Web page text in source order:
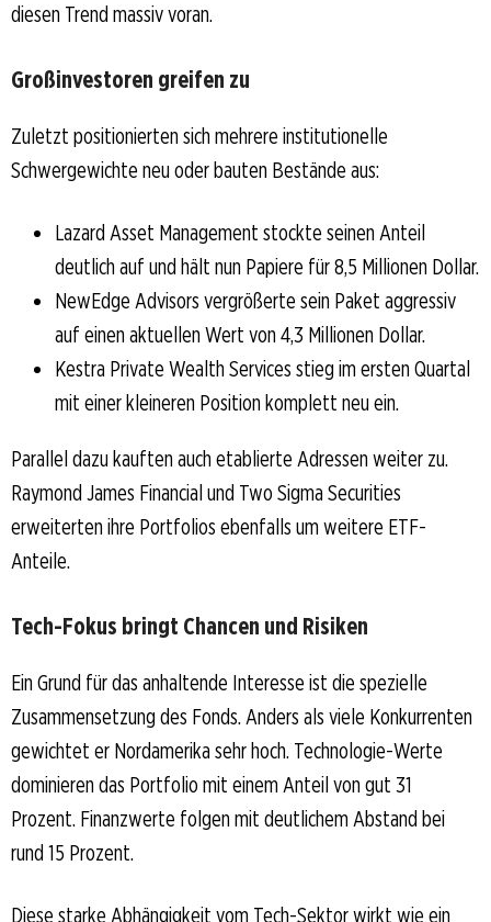
diesen Trend massiv voran.
Großinvestoren greifen zu
Zuletzt positionierten sich mehrere institutionelle
Schwergewichte neu oder bauten Bestände aus:
Lazard Asset Management stockte seinen Anteil
deutlich auf und hält nun Papiere für 8,5 Millionen Dollar.
NewEdge Advisors vergrößerte sein Paket aggressiv
auf einen aktuellen Wert von 4,3 Millionen Dollar.
Kestra Private Wealth Services stieg im ersten Quartal
mit einer kleineren Position komplett neu ein.
Parallel dazu kauften auch etablierte Adressen weiter zu.
Raymond James Financial und Two Sigma Securities
erweiterten ihre Portfolios ebenfalls um weitere ETF-
Anteile.
Tech-Fokus bringt Chancen und Risiken
Ein Grund für das anhaltende Interesse ist die spezielle
Zusammensetzung des Fonds. Anders als viele Konkurrenten
gewichtet er Nordamerika sehr hoch. Technologie-Werte
dominieren das Portfolio mit einem Anteil von gut 31
Prozent. Finanzwerte folgen mit deutlichem Abstand bei
rund 15 Prozent.
Diese starke Abhängigkeit vom Tech-Sektor wirkt wie ein